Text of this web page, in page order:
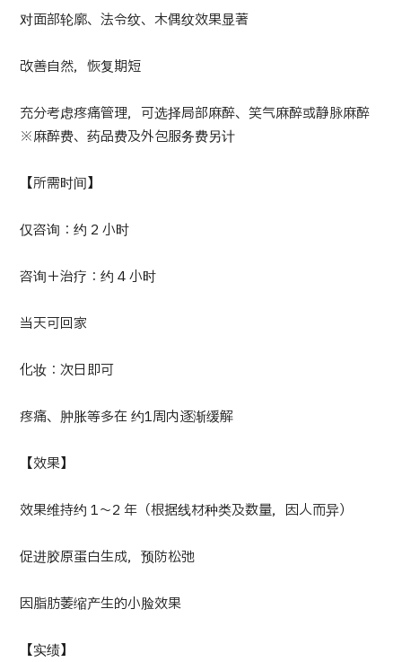
面向医疗机构
运营公司
个人信息保护政策
日语 英语
联系我们
对面部轮廓、法令纹、木偶纹效果显著
改善自然，恢复期短
充分考虑疼痛管理，可选择局部麻醉、笑气麻醉或静脉麻醉
※麻醉费、药品费及外包服务费另计
【所需时间】
仅咨询：约 2 小时
咨询＋治疗：约 4 小时
当天可回家
化妆：次日即可
疼痛、肿胀等多在 约1周内逐渐缓解
【效果】
效果维持约 1～2 年（根据线材种类及数量，因人而异）
促进胶原蛋白生成，预防松弛
因脂肪萎缩产生的小脸效果
【实绩】